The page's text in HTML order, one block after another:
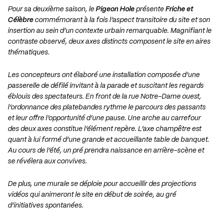
Pour sa deuxième saison, le Pigeon Hole présente Friche et
Célèbre commémorant à la fois l’aspect transitoire du site et son
insertion au sein d’un contexte urbain remarquable. Magnifiant le
contraste observé, deux axes distincts composent le site en aires
thématiques.
Les concepteurs ont élaboré une installation composée d’une
passerelle de défilé invitant à la parade et suscitant les regards
éblouis des spectateurs. En front de la rue Notre-Dame ouest,
l’ordonnance des platebandes rythme le parcours des passants
et leur offre l’opportunité d’une pause. Une arche au carrefour
des deux axes constitue l’élément repère. L’axe champêtre est
quant à lui formé d’une grande et accueillante table de banquet.
Au cours de l’été, un pré prendra naissance en arrière-scène et
se révélera aux convives.
De plus, une murale se déploie pour accueillir des projections
vidéos qui animeront le site en début de soirée, au gré
d’initiatives spontanées.